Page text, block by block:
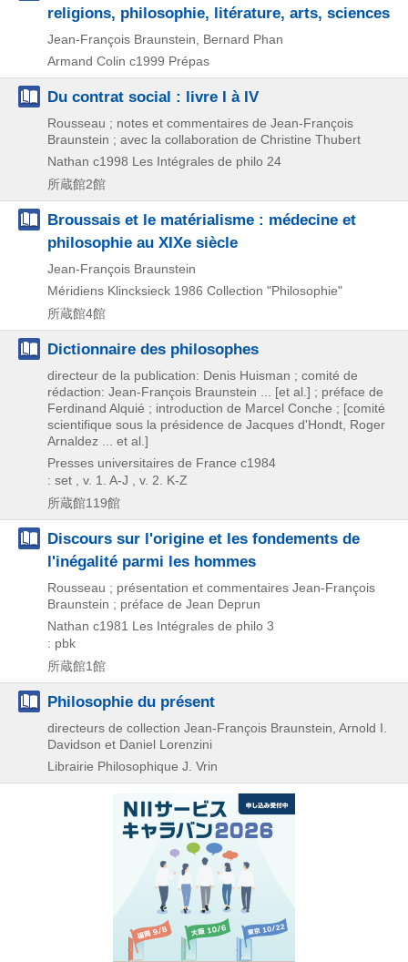
religions, philosophie, litérature, arts, sciences
Jean-François Braunstein, Bernard Phan
Armand Colin c1999 Prépas
Du contrat social : livre I à IV
Rousseau ; notes et commentaires de Jean-François
Braunstein ; avec la collaboration de Christine Thubert
Nathan c1998 Les Intégrales de philo 24
所蔵館2館
Broussais et le matérialisme : médecine et
philosophie au XIXe siècle
Jean-François Braunstein
Méridiens Klincksieck 1986 Collection "Philosophie"
所蔵館4館
Dictionnaire des philosophes
directeur de la publication: Denis Huisman ; comité de
rédaction: Jean-François Braunstein ... [et al.] ; préface de
Ferdinand Alquié ; introduction de Marcel Conche ; [comité
scientifique sous la présidence de Jacques d'Hondt, Roger
Arnaldez ... et al.]
Presses universitaires de France c1984
: set , v. 1. A-J , v. 2. K-Z
所蔵館119館
Discours sur l'origine et les fondements de
l'inégalité parmi les hommes
Rousseau ; présentation et commentaires Jean-François
Braunstein ; préface de Jean Deprun
Nathan c1981 Les Intégrales de philo 3
: pbk
所蔵館1館
Philosophie du présent
directeurs de collection Jean-François Braunstein, Arnold I.
Davidson et Daniel Lorenzini
Librairie Philosophique J. Vrin